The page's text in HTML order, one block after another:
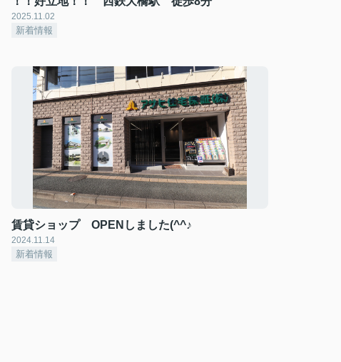
2025.11.02
新着情報
賃貸ショップ OPENしました(^^♪
2024.11.14
新着情報